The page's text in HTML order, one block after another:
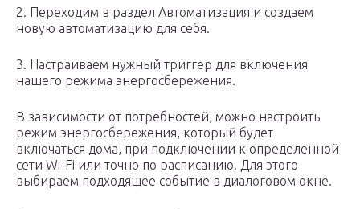
2. Переходим в раздел Автоматизация и создаем
новую автоматизацию для себя.
3. Настраиваем нужный триггер для включения
нашего режима энергосбережения.
В зависимости от потребностей, можно настроить
режим энергосбережения, который будет
включаться дома, при подключении к определенной
сети Wi-Fi или точно по расписанию. Для этого
выбираем подходящее событие в диалоговом окне.